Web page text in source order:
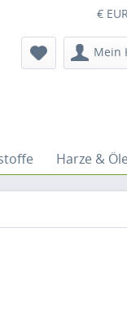
€ EUR
Mein
Harze & Öle